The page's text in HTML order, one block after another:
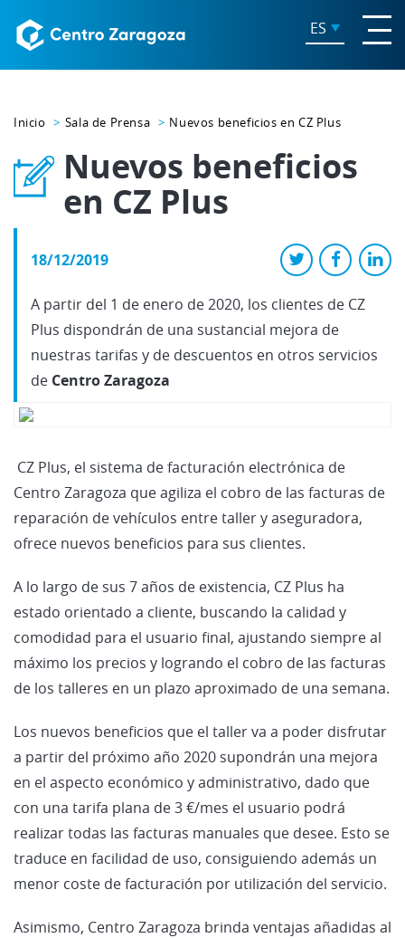
ES
Inicio Sala de Prensa Nuevos beneficios en CZ Plus
Nuevos beneficios
en CZ Plus
18/12/2019
A partir del 1 de enero de 2020, los clientes de CZ
Plus dispondrán de una sustancial mejora de
nuestras tarifas y de descuentos en otros servicios
de Centro Zaragoza
CZ Plus, el sistema de facturación electrónica de
Centro Zaragoza que agiliza el cobro de las facturas de
reparación de vehículos entre taller y aseguradora,
ofrece nuevos beneficios para sus clientes.
A lo largo de sus 7 años de existencia, CZ Plus ha
estado orientado a cliente, buscando la calidad y
comodidad para el usuario final, ajustando siempre al
máximo los precios y logrando el cobro de las facturas
de los talleres en un plazo aproximado de una semana.
Los nuevos beneficios que el taller va a poder disfrutar
a partir del próximo año 2020 supondrán una mejora
en el aspecto económico y administrativo, dado que
con una tarifa plana de 3 €/mes el usuario podrá
realizar todas las facturas manuales que desee. Esto se
traduce en facilidad de uso, consiguiendo además un
menor coste de facturación por utilización del servicio.
Asimismo, Centro Zaragoza brinda ventajas añadidas al